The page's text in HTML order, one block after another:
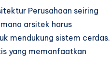
Perusahaan seiring
arsitek harus
mendukung sistem cerdas.
yang memanfaatkan